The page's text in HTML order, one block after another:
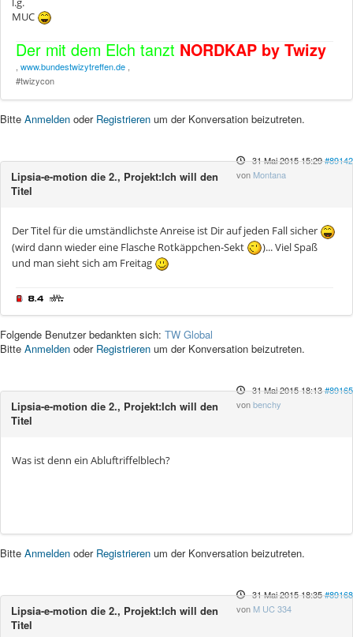
MUC
Der mit dem Elch tanzt NORDKAP by Twizy
, www.bundestwizytreffen.de ,
#twizycon
Bitte Anmelden oder Registrieren um der Konversation beizutreten.
31 Mai 2015 15:29#89142
von Montana
Lipsia-e-motion die 2., Projekt:Ich will den
Titel
Der Titel für die umständlichste Anreise ist Dir auf jeden Fall sicher
(wird dann wieder eine Flasche Rotkäppchen-Sekt
)... Viel Spaß
und man sieht sich am Freitag
Folgende Benutzer bedankten sich: TW Global
Bitte Anmelden oder Registrieren um der Konversation beizutreten.
31 Mai 2015 18:13#89165
vonbenchy
Lipsia-e-motion die 2., Projekt:Ich will den
Titel
Was ist denn ein Abluftriffelblech?
Bitte Anmelden oder Registrieren um der Konversation beizutreten.
31 Mai 2015 18:35#89168
von M UC 334
Lipsia-e-motion die 2., Projekt:Ich will den
Titel